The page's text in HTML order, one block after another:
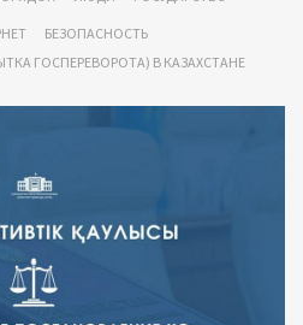
БЕЗОПАСНОСТЬ
ГОСПЕРЕВОРОТА) В КАЗАХСТАНЕ